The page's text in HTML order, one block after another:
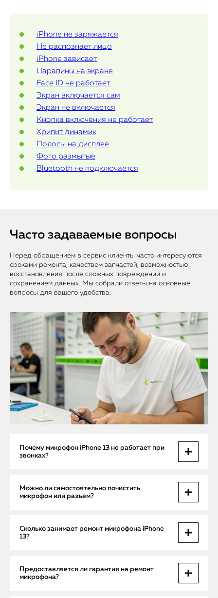
Mac Mini
О нас
Контакты
Статьи
iPhone не заряжается
Не распознает лицо
iPhone зависает
Царапины на экране
Face ID не работает
Экран включается сам
Экран не включается
Кнопка включения не работает
Хрипит динамик
Полосы на дисплее
Фото размытые
Bluetooth не подключается
Часто задаваемые вопросы
Перед обращением в сервис клиенты часто интересуются
сроками ремонта, качеством запчастей, возможностью
восстановления после сложных повреждений и
сохранением данных. Мы собрали ответы на основные
вопросы для вашего удобства.
Почему микрофон iPhone 13 не работает при
звонках?
Причины могут быть аппаратными (поломка микрофона,
сбой шлейфа) или программными (сбои iOS).
Профессиональная диагностика быстро определяет
Можно ли самостоятельно почистить
микрофон или разъем?
Легкая очистка возможна, но есть риск повреждения
устройства. Профессиональная чистка исключает риски и
Сколько занимает ремонт микрофона iPhone
13?
Очистка порта и перепрошивка iOS — от 30 до 60 минут,
замена микрофона или шлейфа — от 1 до 3 часов в
Предоставляется ли гарантия на ремонт
микрофона?